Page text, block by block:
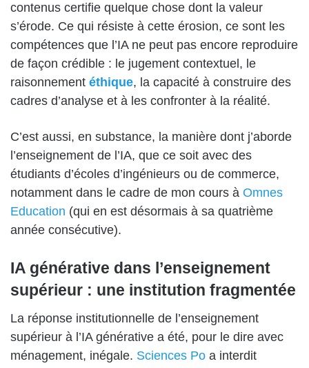
contenus certifie quelque chose dont la valeur
s’érode. Ce qui résiste à cette érosion, ce sont les
compétences que l’IA ne peut pas encore reproduire
de façon crédible : le jugement contextuel, le
raisonnement éthique, la capacité à construire des
cadres d’analyse et à les confronter à la réalité.
C’est aussi, en substance, la manière dont j’aborde
l’enseignement de l’IA, que ce soit avec des
étudiants d’écoles d’ingénieurs ou de commerce,
notamment dans le cadre de mon cours à Omnes
Education (qui en est désormais à sa quatrième
année consécutive).
IA générative dans l’enseignement
supérieur : une institution fragmentée
La réponse institutionnelle de l’enseignement
supérieur à l’IA générative a été, pour le dire avec
ménagement, inégale. Sciences Po a interdit